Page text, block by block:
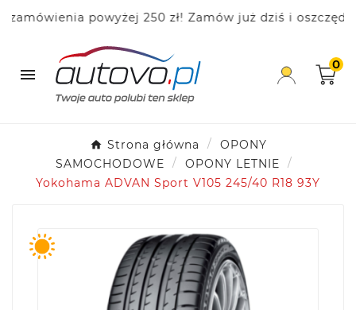
powyżej 250 zł! Zamów już dziś i oszczędzaj!

0
Strona główna
OPONY
SAMOCHODOWE
OPONY LETNIE
Yokohama ADVAN Sport V105 245/40 R18 93Y